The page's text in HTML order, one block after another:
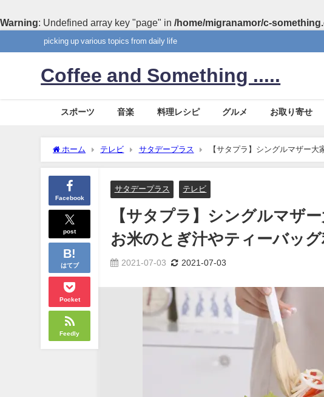
Warning: Undefined array key "page" in /home/migranamor/c-
picking up various topics from daily life
Coffee and Something .....
スポーツ 音楽 料理レシピ グルメ お取り寄せ
ホーム テレビ サタデープラス
【サタプラ】シングルマザー
月3日
Facebook
post
はてブ
Pocket
Feedly
サタデープラス テレビ
【サタプラ】シングルマザ
お米のとぎ汁やティーバッグ
2021-07-03 2021-07-03